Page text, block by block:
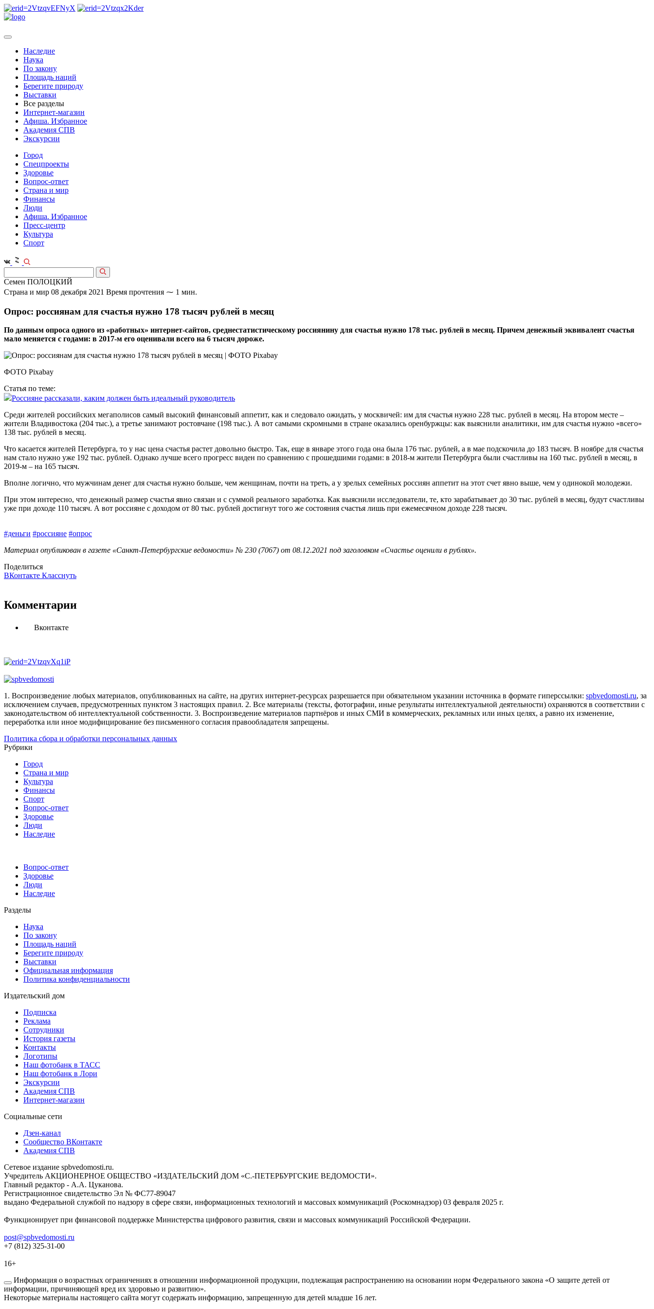
Наследие
Наука
По закону
Площадь наций
Берегите природу
Выставки
Все разделы
Интернет-магазин
Афиша. Избранное
Академия СПВ
Экскурсии
Город
Спецпроекты
Здоровье
Вопрос-ответ
Страна и мир
Финансы
Люди
Афиша. Избранное
Пресс-центр
Культура
Спорт
Семен ПОЛОЦКИЙ
Страна и мир 08 декабря 2021 Время прочтения ⁓ 1 мин.
Опрос: россиянам для счастья нужно 178 тысяч рублей в месяц
По данным опроса одного из «работных» интернет-сайтов, среднестатистическому россиянину для счастья нужно 178 тыс. рублей в месяц. Причем денежный эквивалент счастья
мало меняется с годами: в 2017-м его оценивали всего на 6 тысяч дороже.
ФОТО Pixabay
Статья по теме:
Россияне рассказали, каким должен быть идеальный руководитель
Среди жителей российских мегаполисов самый высокий финансовый аппетит, как и следовало ожидать, у москвичей: им для счастья нужно 228 тыс. рублей в месяц. На втором месте –
жители Владивостока (204 тыс.), а третье занимают ростовчане (198 тыс.). А вот самыми скромными в стране оказались оренбуржцы: как выяснили аналитики, им для счастья нужно «всего»
138 тыс. рублей в месяц.
Что касается жителей Петербурга, то у нас цена счастья растет довольно быстро. Так, еще в январе этого года она была 176 тыс. рублей, а в мае подскочила до 183 тысяч. В ноябре для счастья
нам стало нужно уже 192 тыс. рублей. Однако лучше всего прогресс виден по сравнению с прошедшими годами: в 2018-м жители Петербурга были счастливы на 160 тыс. рублей в месяц, в
2019-м – на 165 тысяч.
Вполне логично, что мужчинам денег для счастья нужно больше, чем женщинам, почти на треть, а у зрелых семейных россиян аппетит на этот счет явно выше, чем у одинокой молодежи.
При этом интересно, что денежный размер счастья явно связан и с суммой реального заработка. Как выяснили исследователи, те, кто зарабатывает до 30 тыс. рублей в месяц, будут счастливы
уже при доходе 110 тысяч. А вот россияне с доходом от 80 тыс. рублей достигнут того же состояния счастья лишь при ежемесячном доходе 228 тысяч.
#деньги #россияне #опрос
Материал опубликован в газете «Санкт-Петербургские ведомости» № 230 (7067) от 08.12.2021 под заголовком «Счастье оценили в рублях».
Поделиться
ВКонтакте Класснуть
Комментарии
Вконтакте
1. Воспроизведение любых материалов, опубликованных на сайте, на других интернет-ресурсах разрешается при обязательном указании источника в формате гиперссылки: spbvedomosti.ru, за
исключением случаев, предусмотренных пунктом 3 настоящих правил. 2. Все материалы (тексты, фотографии, иные результаты интеллектуальной деятельности) охраняются в соответствии с
законодательством об интеллектуальной собственности. 3. Воспроизведение материалов партнёров и иных СМИ в коммерческих, рекламных или иных целях, а равно их изменение,
переработка или иное модифицирование без письменного согласия правообладателя запрещены.
Политика сбора и обработки персональных данных
Рубрики
Город
Страна и мир
Культура
Финансы
Спорт
Вопрос-ответ
Здоровье
Люди
Наследие
Вопрос-ответ
Здоровье
Люди
Наследие
Разделы
Наука
По закону
Площадь наций
Берегите природу
Выставки
Официальная информация
Политика конфиденциальности
Издательский дом
Подписка
Реклама
Сотрудники
История газеты
Контакты
Логотипы
Наш фотобанк в ТАСС
Наш фотобанк в Лори
Экскурсии
Академия СПВ
Интернет-магазин
Социальные сети
Дзен-канал
Сообщество ВКонтакте
Академия СПВ
Сетевое издание spbvedomosti.ru.
Учредитель АКЦИОНЕРНОЕ ОБЩЕСТВО «ИЗДАТЕЛЬСКИЙ ДОМ «С.-ПЕТЕРБУРГСКИЕ ВЕДОМОСТИ».
Главный редактор - А.А. Цуканова.
Регистрационное свидетельство Эл № ФС77-89047
выдано Федеральной службой по надзору в сфере связи, информационных технологий и массовых коммуникаций (Роскомнадзор) 03 февраля 2025 г.
Функционирует при финансовой поддержке Министерства цифрового развития, связи и массовых коммуникаций Российской Федерации.
post@spbvedomosti.ru
+7 (812) 325-31-00
16+
Информация о возрастных ограничениях в отношении информационной продукции, подлежащая распространению на основании норм Федерального закона «О защите детей от
информации, причиняющей вред их здоровью и развитию».
Некоторые материалы настоящего сайта могут содержать информацию, запрещенную для детей младше 16 лет.